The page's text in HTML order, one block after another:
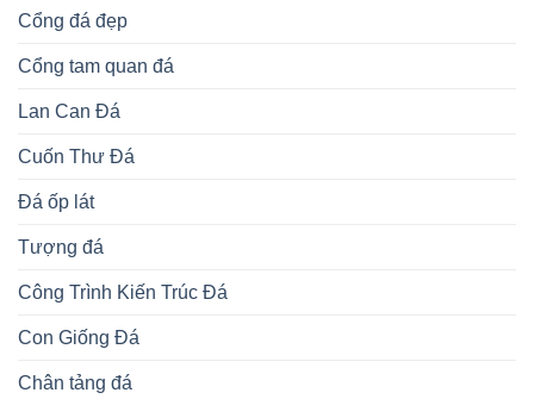
Cổng đá đẹp
Cổng tam quan đá
Lan Can Đá
Cuốn Thư Đá
Đá ốp lát
Tượng đá
Công Trình Kiến Trúc Đá
Con Giống Đá
Chân tảng đá